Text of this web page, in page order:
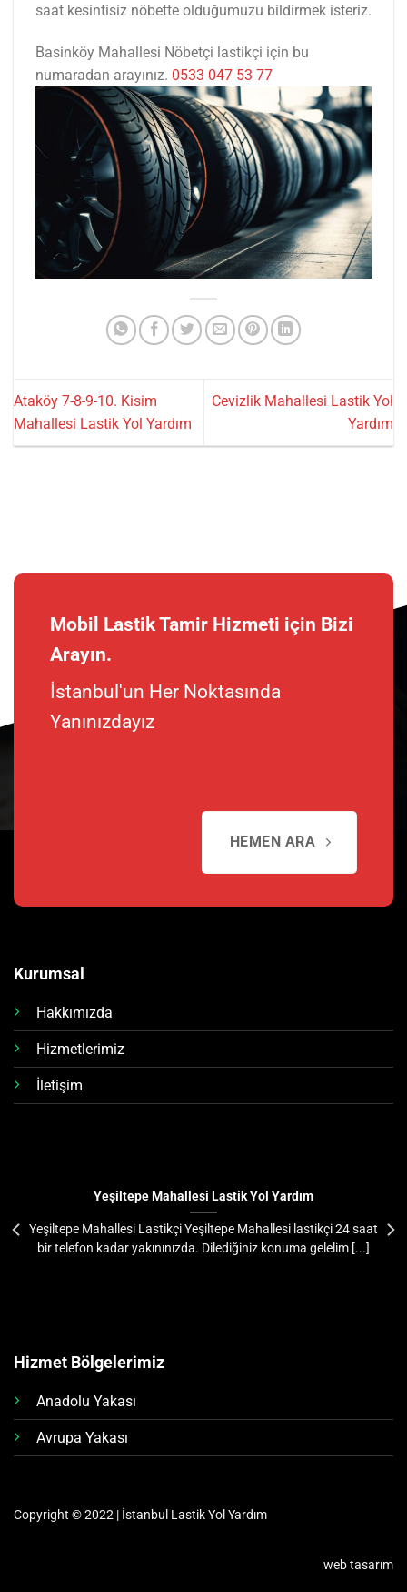
saat kesintisiz nöbette olduğumuzu bildirmek isteriz.
Basinköy Mahallesi Nöbetçi lastikçi için bu
numaradan arayınız. 0533 047 53 77
Ataköy 7-8-9-10. Kisim
Mahallesi Lastik Yol Yardım
Cevizlik Mahallesi Lastik Yol
Yardım
Mobil Lastik Tamir Hizmeti için Bizi
Arayın.
İstanbul'un Her Noktasında
Yanınızdayız
HEMEN ARA
Kurumsal
Hakkımızda
Hizmetlerimiz
İletişim
Yeşiltepe Mahallesi Lastik Yol Yardım
Yeşiltepe Mahallesi Lastikçi Yeşiltepe Mahallesi lastikçi 24 saat
bir telefon kadar yakınınızda. Dilediğiniz konuma gelelim [...]
Hizmet Bölgelerimiz
Anadolu Yakası
Avrupa Yakası
Copyright © 2022 | İstanbul Lastik Yol Yardım
web tasarım